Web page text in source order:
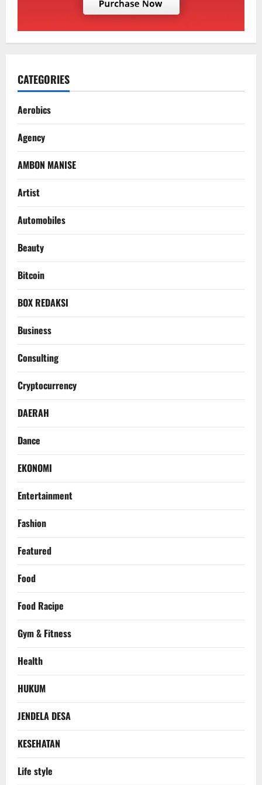
CATEGORIES
Aerobics
Agency
AMBON MANISE
Artist
Automobiles
Beauty
Bitcoin
BOX REDAKSI
Business
Consulting
Cryptocurrency
DAERAH
Dance
EKONOMI
Entertainment
Fashion
Featured
Food
Food Racipe
Gym & Fitness
Health
HUKUM
JENDELA DESA
KESEHATAN
Life style